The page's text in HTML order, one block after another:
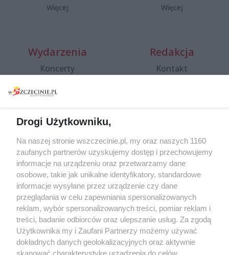
Więcej Więcej
Wydarzenia
Koncerty
Spacery i oprowadzania
targi
Wernisaże
Więcej
Redakcja
Kontakt
Specjalny koncert z okazji
20. urodzin portalu
wSzczecinie.pl
Regulamin konkursów
śniadaniówka "Hej
Szczecin! Jest piątek!"
Partnerzy
Drogi Użytkowniku,
Na naszej stronie wszczecinie.pl, my oraz naszych 1160
zaufanych partnerów uzyskujemy dostęp i przechowujemy
informacje na urządzeniu oraz przetwarzamy dane
osobowe, takie jak unikalne identyfikatory, standardowe
informacje wysyłane przez urządzenie czy dane
przeglądania w celu zapewniania spersonalizowanych
reklam, wybór spersonalizowanych treści, pomiar reklam i
treści, badanie odbiorców oraz ulepszanie usług. Za zgodą
Użytkownika my i Zaufani Partnerzy możemy używać
dokładnych danych geolokalizacyjnych oraz aktywnie
skanować charakterystykę urządzenia do celów